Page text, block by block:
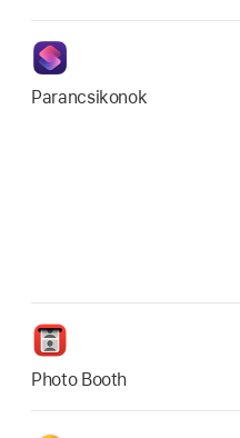
Parancsikonok
Photo Booth